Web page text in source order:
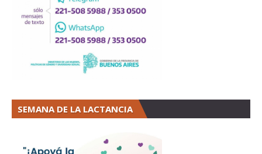
SEMANA DE LA LACTANCIA